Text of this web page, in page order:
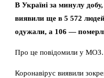
В Україні за минулу
виявили ще в 5 572
одужали, а 106 —
Про це повідомили у МОЗ.
Коронавірус виявили